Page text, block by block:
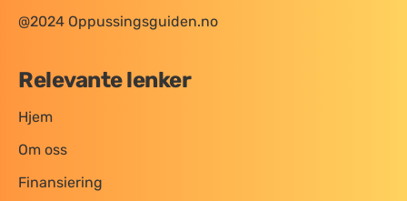
@2024 Oppussingsguiden.no
Relevante lenker
Hjem
Om oss
Finansiering